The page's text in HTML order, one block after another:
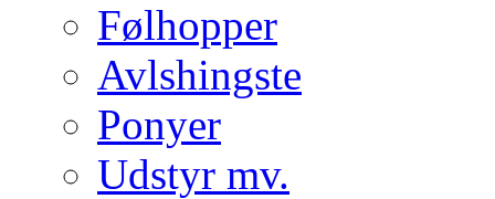
Følhopper
Avlshingste
Ponyer
Udstyr mv.